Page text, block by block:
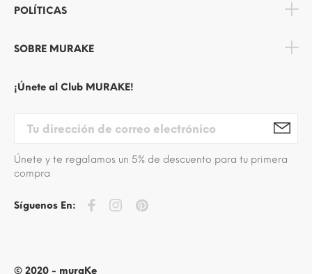
POLÍTICAS
SOBRE MURAKE
¡Únete al Club MURAKE!
Únete y te regalamos un 5% de descuento para tu primera
compra
Síguenos En:
© 2020 - muraKe